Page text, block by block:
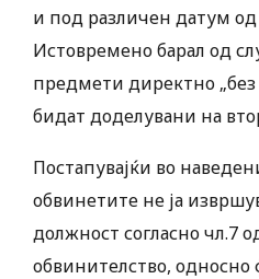
и под различен датум
Истовремено барал од
предмети директно „без
бидат доделувани на
Постапувајќи во
обвинетите не ја
должност согласно чл.7
обвинителство, односно